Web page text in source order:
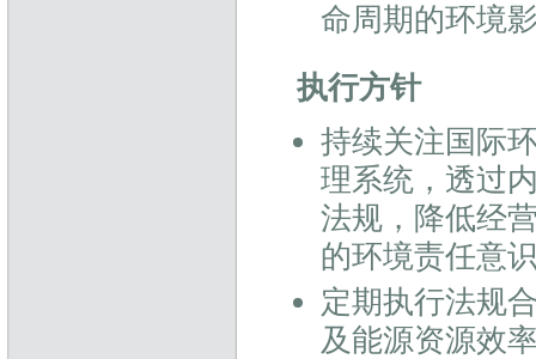
命周期的环境
执行方针
持续关注国际
理系统，透过
法规，降低经
的环境责任意
定期执行法规
及能源资源效